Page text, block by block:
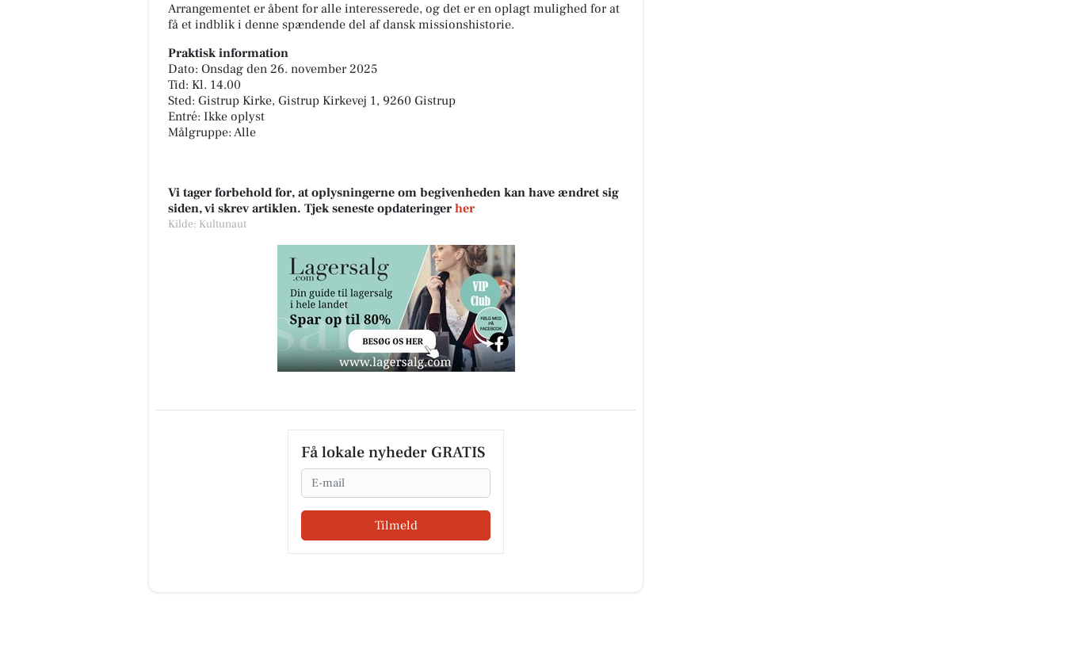
Arrangementet er åbent for alle interesserede, og det er en oplagt mulighed for at
få et indblik i denne spændende del af dansk missionshistorie.
Praktisk information
Dato: Onsdag den 26. november 2025
Tid: Kl. 14.00
Sted: Gistrup Kirke, Gistrup Kirkevej 1, 9260 Gistrup
Entré: Ikke oplyst
Målgruppe: Alle
Vi tager forbehold for, at oplysningerne om begivenheden kan have ændret sig
siden, vi skrev artiklen. Tjek seneste opdateringer her
Kilde: Kultunaut
Få lokale nyheder GRATIS
Email
Tilmeld